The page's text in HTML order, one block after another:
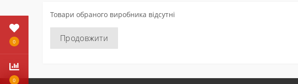
0
0
Товари обраного виробника відсутні
Продовжити